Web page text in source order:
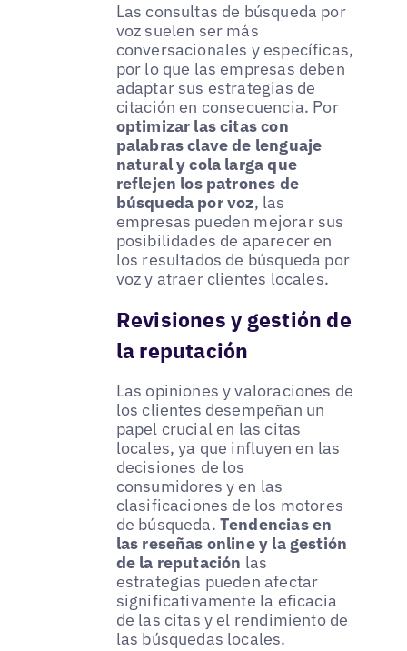
Las consultas de búsqueda por
voz suelen ser más
conversacionales y específicas,
por lo que las empresas deben
adaptar sus estrategias de
citación en consecuencia. Por
optimizar las citas con
palabras clave de lenguaje
natural y cola larga que
reflejen los patrones de
búsqueda por voz, las
empresas pueden mejorar sus
posibilidades de aparecer en
los resultados de búsqueda por
voz y atraer clientes locales.
Revisiones y gestión de
la reputación
Las opiniones y valoraciones de
los clientes desempeñan un
papel crucial en las citas
locales, ya que influyen en las
decisiones de los
consumidores y en las
clasificaciones de los motores
de búsqueda. Tendencias en
las reseñas online y la gestión
de la reputación las
estrategias pueden afectar
significativamente la eficacia
de las citas y el rendimiento de
las búsquedas locales.